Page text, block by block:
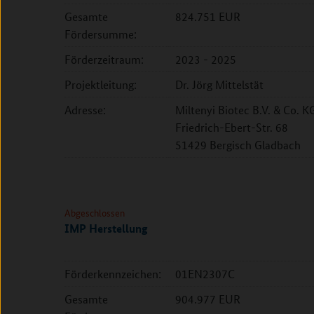
Gesamte
Fördersumme:
824.751 EUR
Förderzeitraum:
2023 - 2025
Projektleitung:
Dr. Jörg Mittelstät
Adresse:
Miltenyi Biotec B.V. & Co.
Friedrich-Ebert-Str. 68
51429 Bergisch Gladbach
Abgeschlossen
IMP Herstellung
Förderkennzeichen:
01EN2307C
Gesamte
904.977 EUR